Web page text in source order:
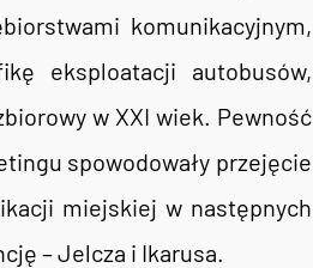
komunikacyjnym,
eksploatacji autobusów,
w XXI wiek. Pewność
spowodowały przejęcie
miejskiej w następnych
– Jelcza i Ikarusa.